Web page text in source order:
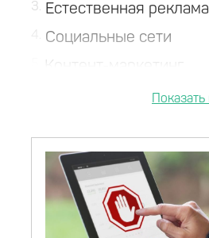
3 Естественная реклама
Социальные сети